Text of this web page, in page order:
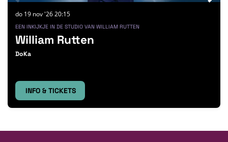
William Rutten
DoKa
EEN INKIJKJE IN DE STUDIO VAN WILLIAM RUTTEN
do 19 nov '2620:15
INFO & TICKETS